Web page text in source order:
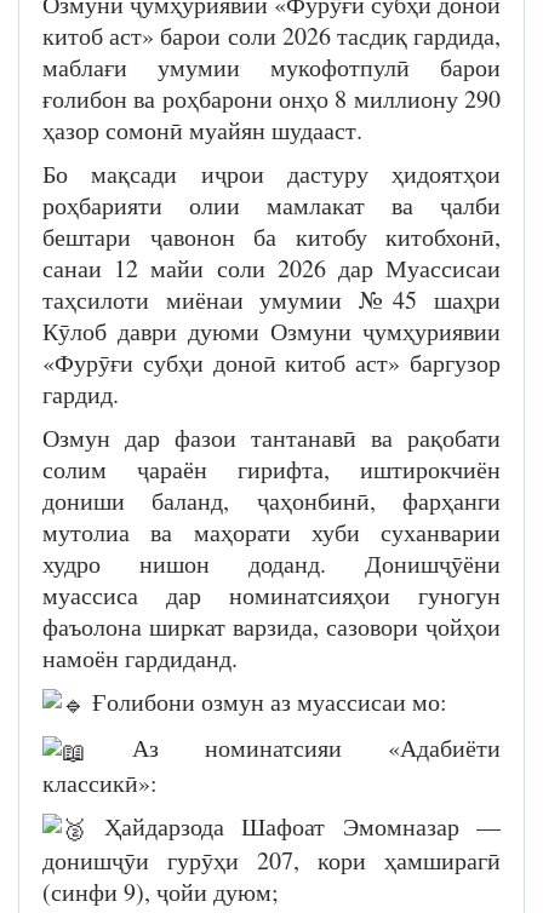
китоб аст» барои соли 2026 тасдиқ гардида,
маблағи умумии мукофотпулӣ барои
ғолибон ва роҳбарони онҳо 8 миллиону 290
ҳазор сомонӣ муайян шудааст.
Бо мақсади иҷрои дастуру ҳидоятҳои
роҳбарияти олии мамлакат ва ҷалби
бештари ҷавонон ба китобу китобхонӣ,
санаи 12 майи соли 2026 дар Муассисаи
таҳсилоти миёнаи умумии №45 шаҳри
Кӯлоб даври дуюми Озмуни ҷумҳуриявии
«Фурӯғи субҳи доноӣ китоб аст» баргузор
гардид.
Озмун дар фазои тантанавӣ ва рақобати
солим ҷараён гирифта, иштирокчиён
дониши баланд, ҷаҳонбинӣ, фарҳанги
мутолиа ва маҳорати хуби суханварии
худро нишон доданд. Донишҷӯёни
муассиса дар номинатсияҳои гуногун
фаъолона ширкат варзида, сазовори ҷойҳои
намоён гардиданд.
Ғолибони озмун аз муассисаи мо:
Аз номинатсияи «Адабиёти
классикӣ»:
Ҳайдарзода Шафоат Эмомназар —
донишҷӯи гурӯҳи 207, кори ҳамширагӣ
(синфи 9), ҷойи дуюм;